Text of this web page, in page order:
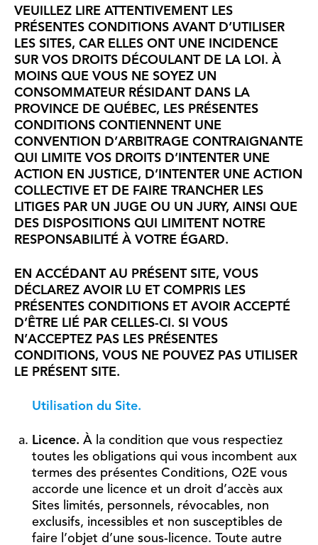
VEUILLEZ LIRE ATTENTIVEMENT LES
PRÉSENTES CONDITIONS AVANT D’UTILISER
LES SITES, CAR ELLES ONT UNE INCIDENCE
SUR VOS DROITS DÉCOULANT DE LA LOI. À
MOINS QUE VOUS NE SOYEZ UN
CONSOMMATEUR RÉSIDANT DANS LA
PROVINCE DE QUÉBEC, LES PRÉSENTES
CONDITIONS CONTIENNENT UNE
CONVENTION D’ARBITRAGE CONTRAIGNANTE
QUI LIMITE VOS DROITS D’INTENTER UNE
ACTION EN JUSTICE, D’INTENTER UNE ACTION
COLLECTIVE ET DE FAIRE TRANCHER LES
LITIGES PAR UN JUGE OU UN JURY, AINSI QUE
DES DISPOSITIONS QUI LIMITENT NOTRE
RESPONSABILITÉ À VOTRE ÉGARD.
EN ACCÉDANT AU PRÉSENT SITE, VOUS
DÉCLAREZ AVOIR LU ET COMPRIS LES
PRÉSENTES CONDITIONS ET AVOIR ACCEPTÉ
D’ÊTRE LIÉ PAR CELLES-CI. SI VOUS
N’ACCEPTEZ PAS LES PRÉSENTES
CONDITIONS, VOUS NE POUVEZ PAS UTILISER
LE PRÉSENT SITE.
Utilisation du Site.
Licence. À la condition que vous respectiez
toutes les obligations qui vous incombent aux
termes des présentes Conditions, O2E vous
accorde une licence et un droit d’accès aux
Sites limités, personnels, révocables, non
exclusifs, incessibles et non susceptibles de
faire l’objet d’une sous-licence. Toute autre